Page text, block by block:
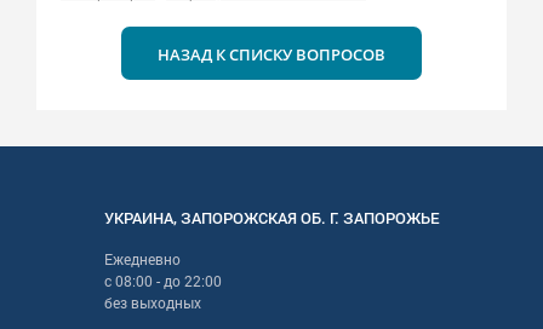
НАЗАД К СПИСКУ ВОПРОСОВ
УКРАИНА,ЗАПОРОЖСКАЯОБ. Г. ЗАПОРОЖЬЕ
Ежедневно
с08:00 - до22:00
без выходных